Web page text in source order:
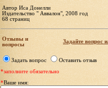
Автор Иса Донелли
Издательство " Аввалон", 2008 год
68 страниц
Отзывы и
вопросы
Задайте вопрос
Задать вопрос
Оставить отзыв
*заполните обязательно
*Ваше имя: